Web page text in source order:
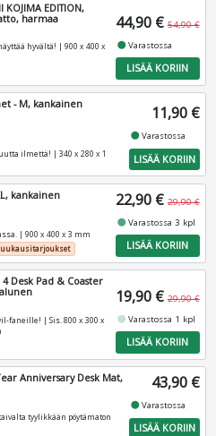
KOJIMA EDITION,
harmaa
hyvältä! | 900 x 400 x
44,90 € 54,90 €
fiber_manual_recordVarastossa
LISÄÄ KORIIN
- M, kankainen
ilmettä! | 340 x 280 x 1
11,90 €
fiber_manual_recordVarastossa
LISÄÄ KORIIN
kankainen
| 900 x 400 x 3 mm
22,90 € 29,90 €
fiber_manual_recordVarastossa 3 kpl
LISÄÄ KORIIN
Desk Pad & Coaster
faneille! | Sis. 800 x 300 x
19,90 € 29,90 €
fiber_manual_record Varastossa 1 kpl
LISÄÄ KORIIN
Anniversary Desk Mat,
tyylikkään pöytämaton
43,90 €
fiber_manual_recordVarastossa
LISÄÄ KORIIN